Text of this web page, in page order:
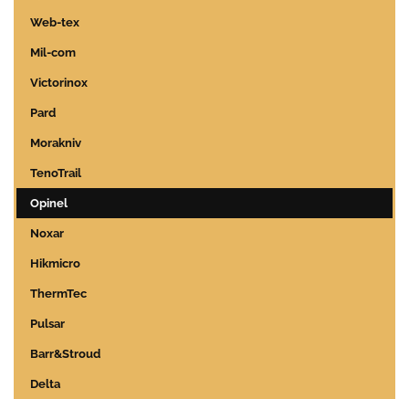
Web-tex
Mil-com
Victorinox
Pard
Morakniv
TenoTrail
Opinel
Noxar
Hikmicro
ThermTec
Pulsar
Barr&Stroud
Delta